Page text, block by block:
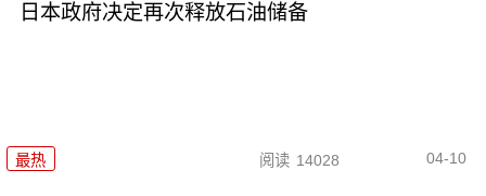
日本政府决定再次释放石油储备
最热 阅读 14028 04-10